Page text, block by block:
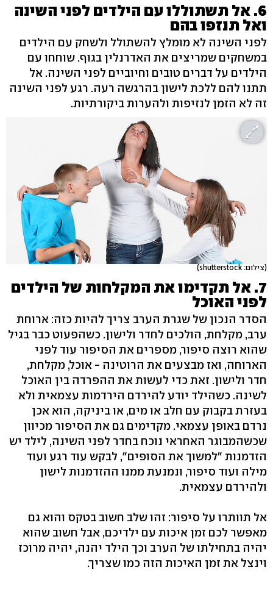
6. אל תשתוללו עם הילדים לפני השינה
ואל תנזפו בהם
לפני השינה לא מומלץ להשתולל ולשחק עם הילדים
במשחקים שמריצים את האדרנלין בגוף. שוחחו עם
הילדים על דברים טובים וחיוביים לפני השינה. אל
תתנו להם ללכת לישון בהרגשה רעה. רגע לפני השינה
זה לא הזמן לנזיפות ולהערות ביקורתיות.
(צילום: shutterstock)
7. אל תקדימו את המקלחות של הילדים
לפני האוכל
הסדר הנכון של שגרת הערב צריך להיות כזה: ארוחת
ערב, מקלחת, הולכים לחדר ולישון. כשהפעוט כבר בגיל
שהוא רוצה סיפור, מספרים את הסיפור עוד לפני
הארוחה, ואז מבצעים את הרוטינה - אוכל, מקלחת,
חדר ולישון. זאת כדי לעשות את ההפרדה בין האוכל
לשינה. כשהילד יודע להירדם הירדמות עצמאית ולא
בעזרת בקבוק עם חלב או מים, או ביניקה, הוא אכן
נרדם באופן עצמאי. מקדימים גם את הסיפור מכיוון
שכשהמבוגר האחראי נוכח בחדר לפני השינה, לילד יש
הזדמנות "למשוך את הסופים", לבקש עוד רגע ועוד
מילה ועוד סיפור, ונמנעת ממנו ההזדמנות לישון
ולהירדם עצמאית.
אל תוותרו על סיפור: זהו שלב חשוב בטקס והוא גם
מאפשר לכם זמן איכות עם ילדיכם, אבל חשוב שהוא
יהיה בתחילתו של הערב וכך הילד יהנה, יהיה מרוכז
וינצל את זמן האיכות הזה כמו שצריך.